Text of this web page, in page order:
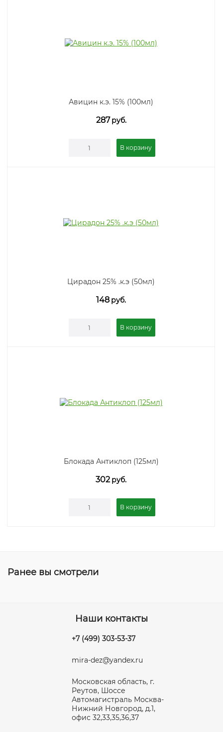
Авицин к.э. 15% (100мл)
287 руб.
В корзину
Цирадон 25% .к.э (50мл)
148 руб.
В корзину
Блокада Антиклоп (125мл)
302 руб.
В корзину
Ранее вы смотрели
Наши контакты
+7 (499) 303-53-37
mira-dez@yandex.ru
Московская область, г.
Реутов, Шоссе
Автомагистраль Москва-
Нижний Новгород, д.1,
офис 32,33,35,36,37